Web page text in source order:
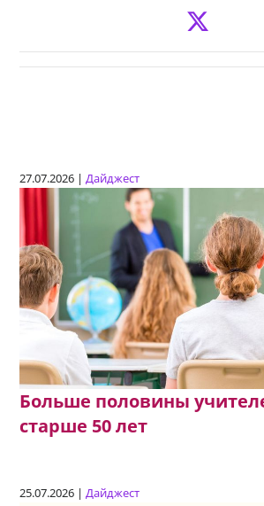
27.07.2026 |Дайджест
Больше половины
старше 50 лет
25.07.2026 |Дайджест